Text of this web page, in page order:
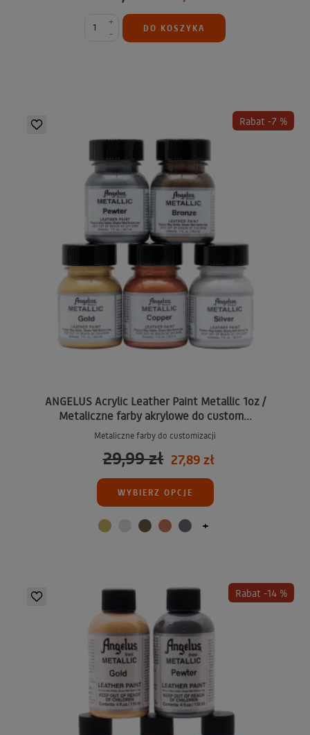
-
+
DO KOSZYKA
Rabat -7 %
ANGELUS Acrylic Leather Paint Metallic 1oz /
Metaliczne farby akrylowe do custom...
Metaliczne farby do customizacji
29,99 zł 27,89 zł
WYBIERZ OPCJE
+
Rabat -14 %